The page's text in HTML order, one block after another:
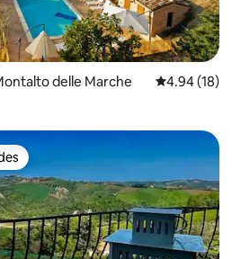
delle Marche Calificación
4.94 (18)